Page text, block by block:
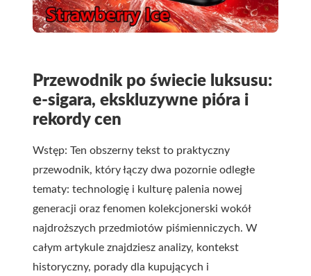
Przewodnik po świecie luksusu:
e-sigara, ekskluzywne pióra i
rekordy cen
Wstęp: Ten obszerny tekst to praktyczny
przewodnik, który łączy dwa pozornie odległe
tematy: technologię i kulturę palenia nowej
generacji oraz fenomen kolekcjonerski wokół
najdroższych przedmiotów piśmienniczych. W
całym artykule znajdziesz analizy, kontekst
historyczny, porady dla kupujących i